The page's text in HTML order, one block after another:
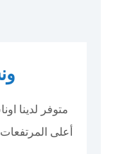
متوفر لدينا
أعلى